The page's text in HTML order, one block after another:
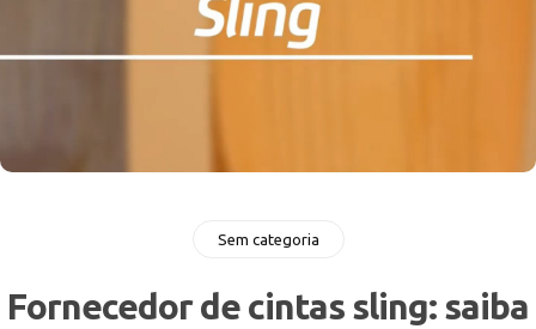
Sem categoria
Fornecedor de cintas sling: saiba